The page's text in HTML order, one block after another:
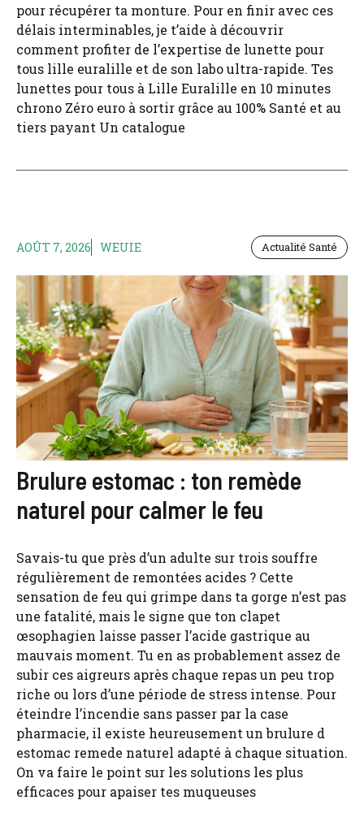
pour récupérer ta monture. Pour en finir avec ces
délais interminables, je t’aide à découvrir
comment profiter de l’expertise de lunette pour
tous lille euralille et de son labo ultra-rapide. Tes
lunettes pour tous à Lille Euralille en 10 minutes
chrono Zéro euro à sortir grâce au 100% Santé et au
tiers payant Un catalogue
AOÛT 7, 2026 WEUIE Actualité Santé
Brulure estomac : ton remède
naturel pour calmer le feu
Savais-tu que près d’un adulte sur trois souffre
régulièrement de remontées acides ? Cette
sensation de feu qui grimpe dans ta gorge n’est pas
une fatalité, mais le signe que ton clapet
œsophagien laisse passer l’acide gastrique au
mauvais moment. Tu en as probablement assez de
subir ces aigreurs après chaque repas un peu trop
riche ou lors d’une période de stress intense. Pour
éteindre l’incendie sans passer par la case
pharmacie, il existe heureusement un brulure d
estomac remede naturel adapté à chaque situation.
On va faire le point sur les solutions les plus
efficaces pour apaiser tes muqueuses